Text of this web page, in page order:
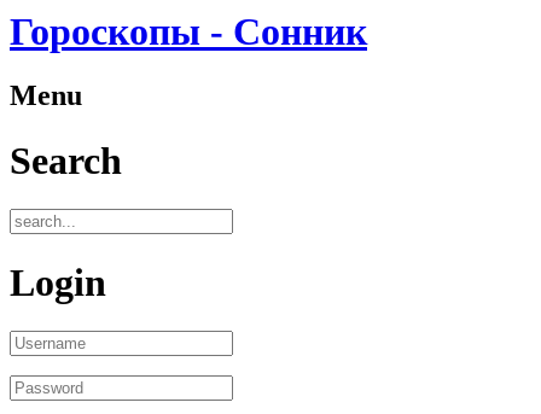
Гороскопы - Сонник
Menu
Search
Login